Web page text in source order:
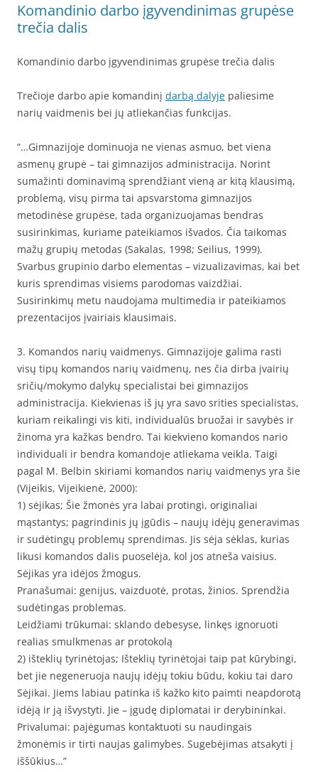
Komandinio darbo įgyvendinimas grupėse
trečia dalis
Komandinio darbo įgyvendinimas grupėse trečia dalis
Trečioje darbo apie komandinį darbą dalyje paliesime
narių vaidmenis bei jų atliekančias funkcijas.
“…Gimnazijoje dominuoja ne vienas asmuo, bet viena
asmenų grupė – tai gimnazijos administracija. Norint
sumažinti dominavimą sprendžiant vieną ar kitą klausimą,
problemą, visų pirma tai apsvarstoma gimnazijos
metodinėse grupėse, tada organizuojamas bendras
susirinkimas, kuriame pateikiamos išvados. Čia taikomas
mažų grupių metodas (Sakalas, 1998; Seilius, 1999).
Svarbus grupinio darbo elementas – vizualizavimas, kai bet
kuris sprendimas visiems parodomas vaizdžiai.
Susirinkimų metu naudojama multimedia ir pateikiamos
prezentacijos įvairiais klausimais.
3. Komandos narių vaidmenys. Gimnazijoje galima rasti
visų tipų komandos narių vaidmenų, nes čia dirba įvairių
sričių/mokymo dalykų specialistai bei gimnazijos
administracija. Kiekvienas iš jų yra savo srities specialistas,
kuriam reikalingi vis kiti, individualūs bruožai ir savybės ir
žinoma yra kažkas bendro. Tai kiekvieno komandos nario
individuali ir bendra komandoje atliekama veikla. Taigi
pagal M. Belbin skiriami komandos narių vaidmenys yra šie
(Vijeikis, Vijeikienė, 2000):
1) sėjikas; Šie žmonės yra labai protingi, originaliai
mąstantys; pagrindinis jų įgūdis – naujų idėjų generavimas
ir sudėtingų problemų sprendimas. Jis sėja sėklas, kurias
likusi komandos dalis puoselėja, kol jos atneša vaisius.
Sėjikas yra idėjos žmogus.
Pranašumai: genijus, vaizduotė, protas, žinios. Sprendžia
sudėtingas problemas.
Leidžiami trūkumai: sklando debesyse, linkęs ignoruoti
realias smulkmenas ar protokolą
2) išteklių tyrinėtojas; Išteklių tyrinėtojai taip pat kūrybingi,
bet jie negeneruoja naujų idėjų tokiu būdu, kokiu tai daro
Sėjikai. Jiems labiau patinka iš kažko kito paimti neapdorotą
idėją ir ją išvystyti. Jie – įgudę diplomatai ir derybininkai.
Privalumai: pajėgumas kontaktuoti su naudingais
žmonėmis ir tirti naujas galimybes. Sugebėjimas atsakyti į
iššūkius…”